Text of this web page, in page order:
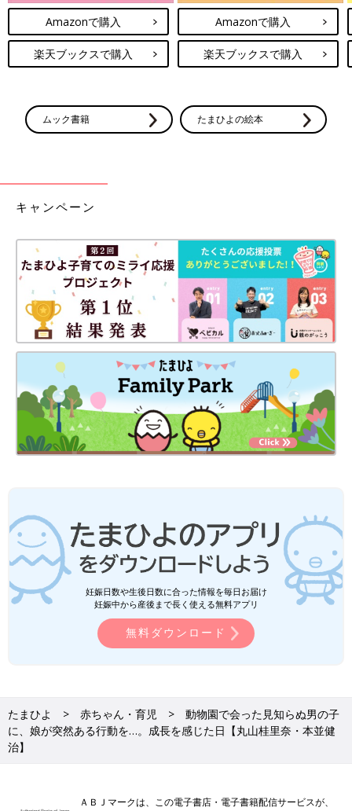
Amazonで購入
楽天ブックスで購入
Amazonで購入
楽天ブックスで購入
ムック書籍 たまひよの絵本
キャンペーン
妊娠日数や生後日数に合った情報を毎日お届け
妊娠中から産後まで長く使える無料アプリ
無料ダウンロード
たまひよ 赤ちゃん・育児
動物園で会った見知らぬ男の子
に、娘が突然ある行動を…。成長を感じた日【丸山桂里奈・本並健
治】
ＡＢＪマークは、この電子書店・電子書籍配信サービスが、